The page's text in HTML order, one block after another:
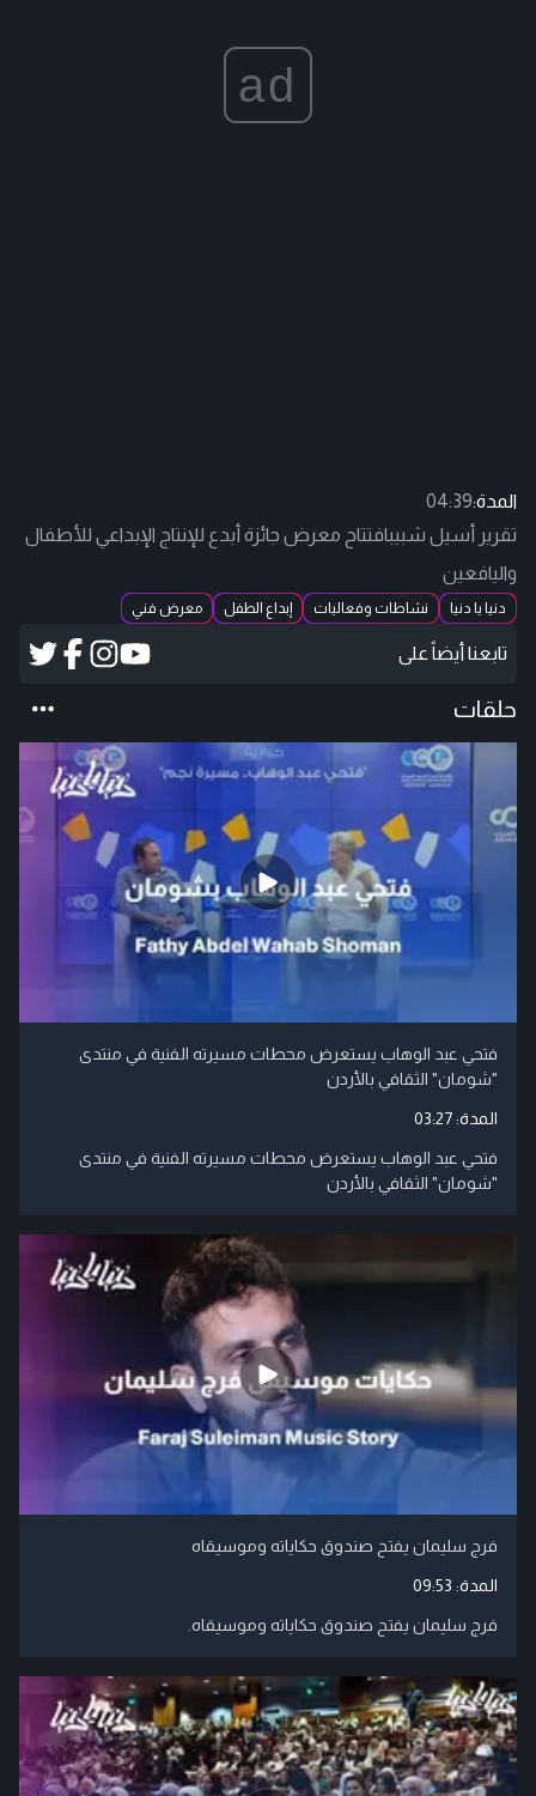
ad
المدة:04:39
تقرير أسيل شبيبافتتاح معرض جائزة أبدع للإنتاج الإبداعي للأطفال
واليافعين
دنيا يا دنيا نشاطات وفعاليات إبداع الطفل معرض فني
تابعنا أيضاً على
حلقات
فتحي عبد الوهاب يستعرض محطات مسيرته الفنية في منتدى
"شومان" الثقافي بالأردن
المدة:03:27
فتحي عبد الوهاب يستعرض محطات مسيرته الفنية في منتدى
"شومان" الثقافي بالأردن
فرج سليمان يفتح صندوق حكاياته وموسيقاه
المدة: 09:53
فرج سليمان يفتح صندوق حكاياته وموسيقاه.